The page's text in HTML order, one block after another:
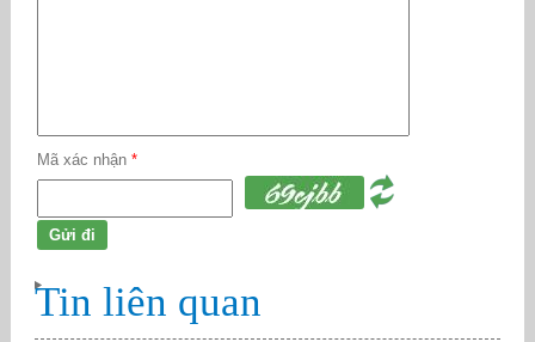
Mã xác nhận *
Tin liên quan